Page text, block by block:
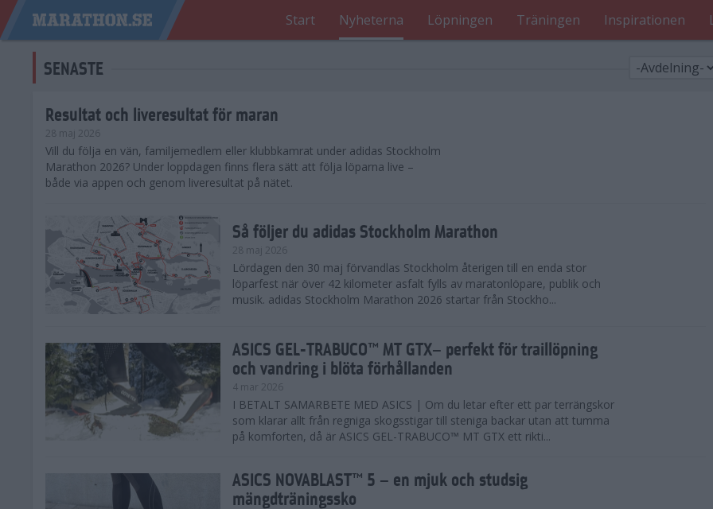
Start Nyheterna Löpningen Träningen Inspirationen
SENASTE
Resultat och liveresultat för maran
28 maj 2026
​Vill du följa en vän, familjemedlem eller klubbkamrat under adidas Stockholm
Marathon 2026? Under loppdagen finns flera sätt att följa löparna live –
både via appen och genom liveresultat på nätet.
Så följer du adidas Stockholm Marathon
28 maj 2026
Lördagen den 30 maj förvandlas Stockholm återigen till en enda stor
löparfest när över 42 kilometer asfalt fylls av maratonlöpare, publik och
musik. adidas Stockholm Marathon 2026 startar från Stockho...
ASICS GEL-TRABUCO™ MT GTX– perfekt för traillöpning
och vandring i blöta förhållanden
4 mar 2026
I BETALT SAMARBETE MED ASICS | Om du letar efter ett par terrängskor
som klarar allt från regniga skogsstigar till steniga backar utan att tumma
på komforten, då är ASICS GEL-TRABUCO™ MT GTX ett rikti...
ASICS NOVABLAST™ 5 – en mjuk och studsig
mängdträningssko